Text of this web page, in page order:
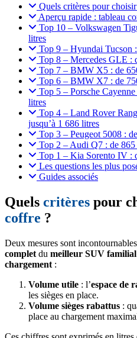
Quels critères pour
Aperçu rapide : tableau
Top 10 – Volkswagen
litres
Top 9 – Hyundai Tucson
Top 8 – Mercedes GLE :
Top 7 – BMW X5 : de
Top 6 – BMW X7 : de
Top 5 – Porsche
litres
Top 4 – Land Rover
jusqu’à 1 686 litres
Top 3 – Peugeot 5008 :
Top 2 – Audi Q7 : de 865
Top 1 – Kia Sorento IV :
Les questions les plus
Guides associés
Quels critères pour
coffre ?
Deux mesures sont
complet du meilleur SUV familial
chargement :
Volume utile : l’espace de
les sièges en place.
Volume sièges rabattus :
place au chargement